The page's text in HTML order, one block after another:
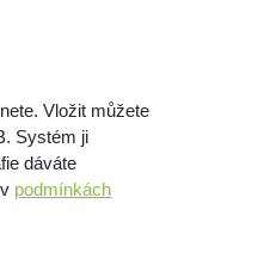
Vložit můžete
Systém ji
dáváte
podmínkách